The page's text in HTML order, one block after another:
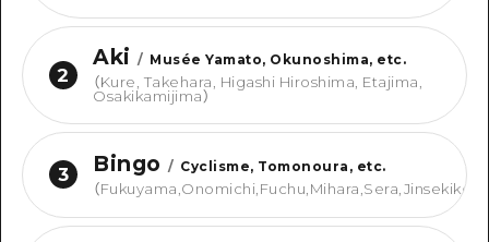
2
Aki / Musée Yamato, Okunoshima, etc.
（Kure, Takehara, Higashi Hiroshima, Etajima,
Osakikamijima）
3 Bingo / Cyclisme, Tomonoura, etc.
（